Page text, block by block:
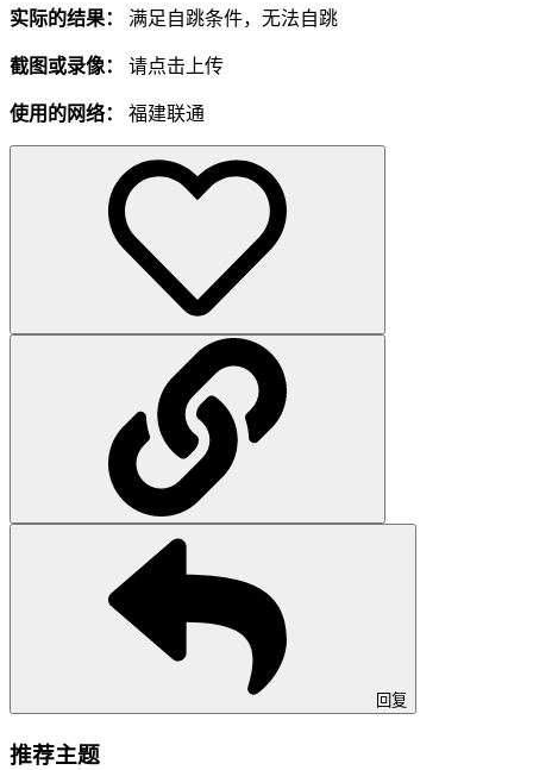
实际的结果： 满足自跳条件，无法自跳
截图或录像： 请点击上传
使用的网络： 福建联通
回复
推荐主题